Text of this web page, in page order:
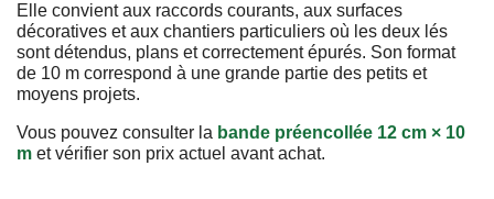
Elle convient aux raccords courants, aux surfaces
décoratives et aux chantiers particuliers où les deux lés
sont détendus, plans et correctement épurés. Son format
de 10 m correspond à une grande partie des petits et
moyens projets.
Vous pouvez consulter la bande préencollée 12 cm × 10
m et vérifier son prix actuel avant achat.